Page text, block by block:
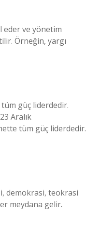
eder ve yönetim
Örneğin, yargı
güç liderdedir.
Aralık
tüm güç liderdedir.
demokrasi, teokrasi
meydana gelir.